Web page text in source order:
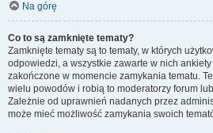
Na górę
Co to są zamknięte tematy?
Zamknięte tematy są to tematy, w których
odpowiedzi, a wszystkie zawarte w nich ankiety
zakończone w momencie zamykania tematu.
wielu powodów i robią to moderatorzy forum
Zależnie od uprawnień nadanych przez
może mieć możliwość zamykania swoich